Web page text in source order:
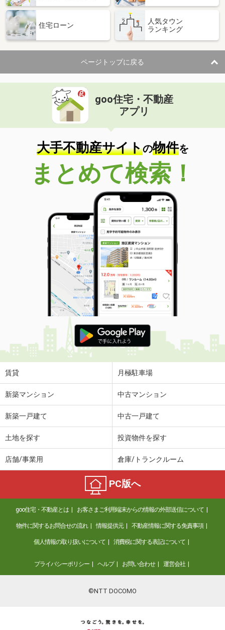
住宅ローン
人気タウン
ランキング
ページトップに戻る
goo住宅・不動産
アプリ
大手不動産サイトの物件を
まとめて検索！
賃貸 月極駐車場
新築マンション 中古マンション
新築一戸建て 中古一戸建て
土地を探す 投資物件を探す
店舗/事業用 倉庫/トランクルーム
PC版へ
goo住宅・不動産とは お客さまご利用端末からの情報の外部送信について
物件に関するお問合せの流れ 情報提供元 不動産情報に関する免責事項
個人情報の取り扱いについて 消費税に関する表記について
プライバシーポリシー ヘルプ お問い合わせ 運営会社
©NTT DOCOMO